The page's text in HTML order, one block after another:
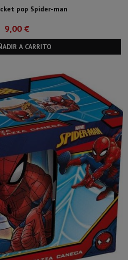
pop Spider-man
9,00 €
A CARRITO